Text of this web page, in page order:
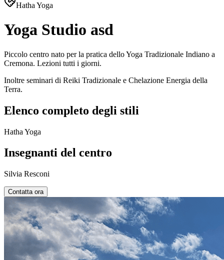
Hatha Yoga
Yoga Studio asd
Piccolo centro nato per la pratica dello Yoga Tradizionale Indiano a
Cremona. Lezioni tutti i giorni.
Inoltre seminari di Reiki Tradizionale e Chelazione Energia della
Terra.
Elenco completo degli stili
Hatha Yoga
Insegnanti del centro
Silvia Resconi
Contatta ora